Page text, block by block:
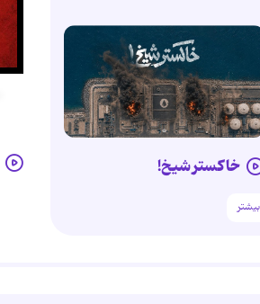
خاکستر شیخ!